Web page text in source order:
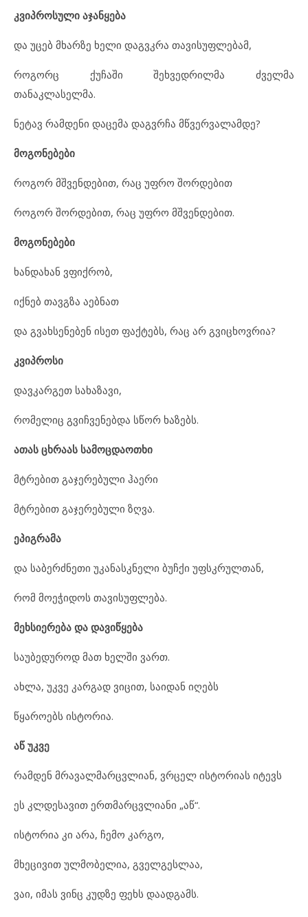
კვიპროსული აჯანყება
და უცებ მხარზე ხელი დაგვკრა თავისუფლებამ,
როგორც ქუჩაში შეხვედრილმა ძველმა
თანაკლასელმა.
ნეტავ რამდენი დაცემა დაგვრჩა მწვერვალამდე?
მოგონებები
როგორ მშვენდებით, რაც უფრო შორდებით
როგორ შორდებით, რაც უფრო მშვენდებით.
მოგონებები
ხანდახან ვფიქრობ,
იქნებ თავგზა აებნათ
და გვახსენებენ ისეთ ფაქტებს, რაც არ გვიცხოვრია?
კვიპროსი
დავკარგეთ სახაზავი,
რომელიც გვიჩვენებდა სწორ ხაზებს.
ათას ცხრაას სამოცდაოთხი
მტრებით გაჯერებული ჰაერი
მტრებით გაჯერებული ზღვა.
ეპიგრამა
და საბერძნეთი უკანასკნელი ბუჩქი უფსკრულთან,
რომ მოეჭიდოს თავისუფლება.
მეხსიერება და დავიწყება
საუბედუროდ მათ ხელში ვართ.
ახლა, უკვე კარგად ვიცით, საიდან იღებს
წყაროებს ისტორია.
აწ უკვე
რამდენ მრავალმარცვლიან, ვრცელ ისტორიას იტევს
ეს კლდესავით ერთმარცვლიანი „აწ“.
ისტორია კი არა, ჩემო კარგო,
მხეცივით ულმობელია, გველგესლაა,
ვაი, იმას ვინც კუდზე ფეხს დაადგამს.